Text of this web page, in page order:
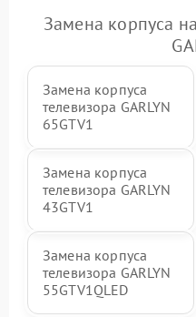
Замена корпуса
Замена корпуса
телевизора GARLYN
65GTV1
Замена корпуса
телевизора GARLYN
43GTV1
Замена корпуса
телевизора GARLYN
55GTV1QLED